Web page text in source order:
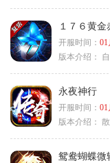
１７６黄金
开服时间： 01
版本介绍：
永夜神行
开服时间： 01
版本介绍：
鸳鸯蝴蝶微